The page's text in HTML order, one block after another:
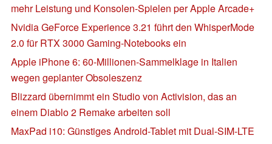
mehr Leistung und Konsolen-Spielen per Apple Arcade+
Nvidia GeForce Experience 3.21 führt den WhisperMode
2.0 für RTX 3000 Gaming-Notebooks ein
Apple iPhone 6: 60-Millionen-Sammelklage in Italien
wegen geplanter Obsoleszenz
Blizzard übernimmt ein Studio von Activision, das an
einem Diablo 2 Remake arbeiten soll
MaxPad i10: Günstiges Android-Tablet mit Dual-SIM-LTE